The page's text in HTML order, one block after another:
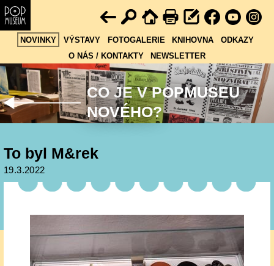
NOVINKY VÝSTAVY FOTOGALERIE KNIHOVNA
ODKAZY
O NÁS / KONTAKTY
NEWSLETTER
CO JE V POPMUSEU
NOVÉHO?
To byl M&rek
19.3.2022